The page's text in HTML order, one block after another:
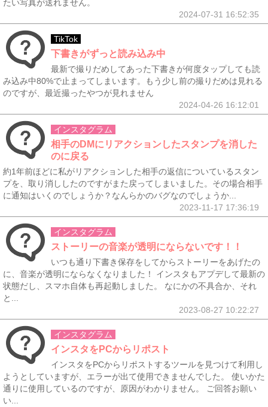
たい写真が送れません。
2024-07-31 16:52:35
TikTok
下書きがずっと読み込み中
最新で撮りだめしてあった下書きが何度タップしても読
み込み中80%で止まってしまいます。もう少し前の撮りだめは見れる
のですが、最近撮ったやつが見れません
2024-04-26 16:12:01
インスタグラム
相手のDMにリアクションしたスタンプを消した
のに戻る
約1年前ほどに私がリアクションした相手の返信についているスタン
プを、取り消ししたのですがまた戻ってしまいました。その場合相手
に通知はいくのでしょうか？なんらかのバグなのでしょうか...
2023-11-17 17:36:19
インスタグラム
ストーリーの音楽が透明にならないです！！
いつも通り下書き保存をしてからストーリーをあげたの
に、音楽が透明にならなくなりました！ インスタもアプデして最新の
状態だし、スマホ自体も再起動しました。 なにかの不具合か、それ
と...
2023-08-27 10:22:27
インスタグラム
インスタをPCからリポスト
インスタをPCからリポストするツールを見つけて利用し
ようとしていますが、エラーが出て使用できませんでした。 使いかた
通りに使用しているのですが、原因がわかりません。 ご回答お願い
い...